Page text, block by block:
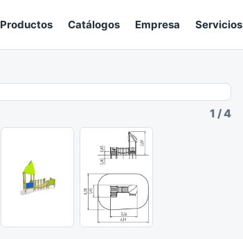
Productos Catálogos Empresa Servicios
1 /4